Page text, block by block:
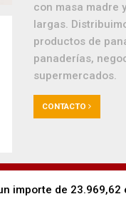
con masa madre
largas.
productos de
panaderías,
supermercados.
CONTACTO
importe de